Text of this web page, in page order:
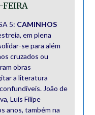
FEIRA
5: CAMINHOS
em plena
se para além
cruzados ou
obras
a literatura
João de
Luís Filipe
anos, também na